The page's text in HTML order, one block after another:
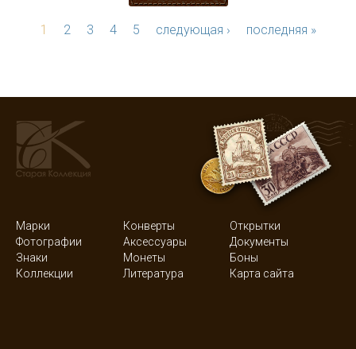
1 2 3 4 5 следующая › последняя »
Марки Конверты
Открытки
Фотографии
Аксессуары
Документы
Знаки
Монеты
Боны
Коллекции
Литература Карта сайта